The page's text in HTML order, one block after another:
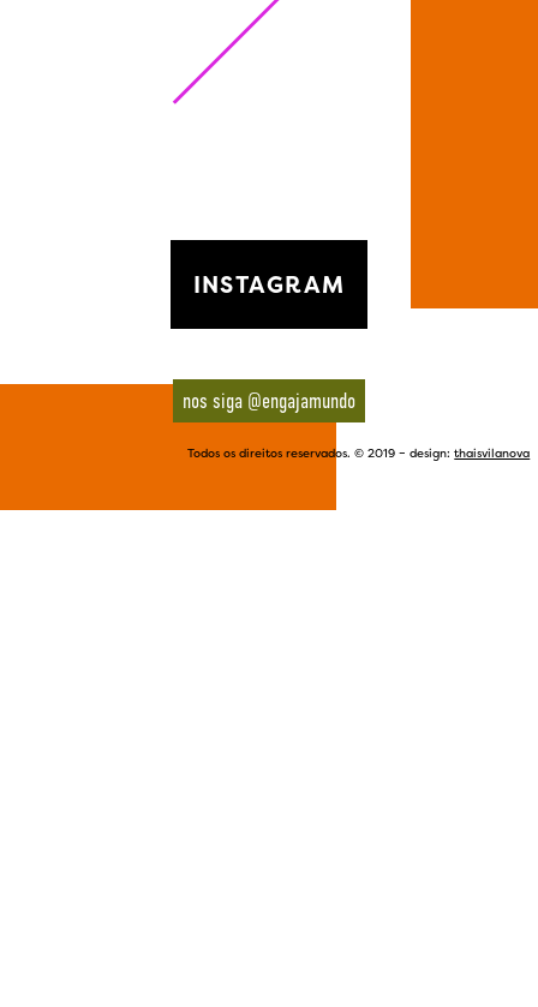
INSTAGRAM
nos siga @engajamundo
Todos os direitos reservados. © 2019 – design:thaisvilanova